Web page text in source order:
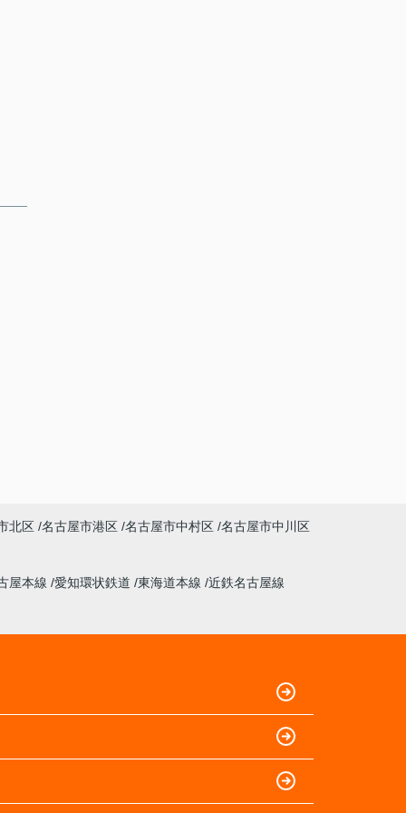
北区 名古屋市港区 名古屋市中村区 名古屋市中川区
屋本線 愛知環状鉄道 東海道本線 近鉄名古屋線